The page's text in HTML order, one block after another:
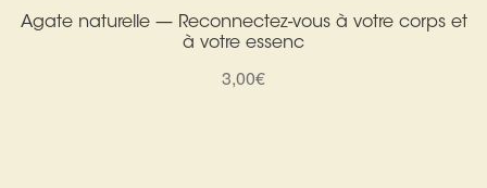
Agate naturelle — Reconnectez-vous à votre corps et
à votre essenc
3,00€